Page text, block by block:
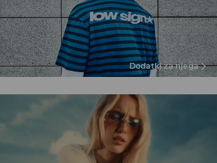
Dodatki za njega